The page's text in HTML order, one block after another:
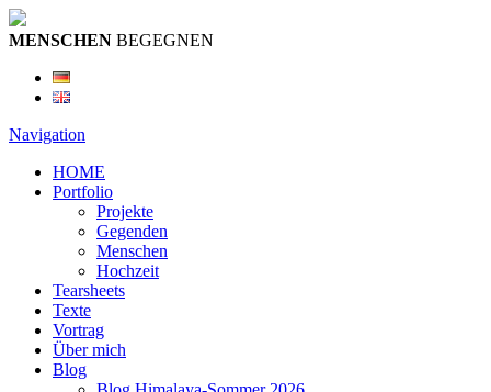
MENSCHEN BEGEGNEN
Navigation
HOME
Portfolio
Projekte
Gegenden
Menschen
Hochzeit
Tearsheets
Texte
Vortrag
Über mich
Blog